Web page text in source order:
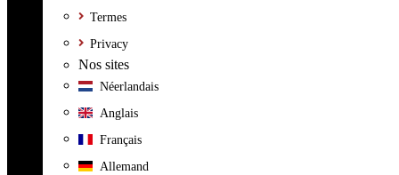
Termes
Privacy
Nos sites
Néerlandais
Anglais
Français
Allemand